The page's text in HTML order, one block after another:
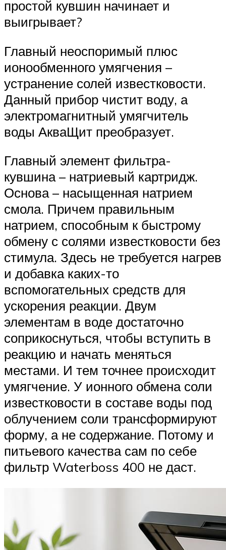
простой кувшин начинает и
выигрывает?
Главный неоспоримый плюс
ионообменного умягчения –
устранение солей известковости.
Данный прибор чистит воду, а
электромагнитный умягчитель
воды АкваЩит преобразует.
Главный элемент фильтра-
кувшина – натриевый картридж.
Основа – насыщенная натрием
смола. Причем правильным
натрием, способным к быстрому
обмену с солями известковости без
стимула. Здесь не требуется нагрев
и добавка каких-то
вспомогательных средств для
ускорения реакции. Двум
элементам в воде достаточно
соприкоснуться, чтобы вступить в
реакцию и начать меняться
местами. И тем точнее происходит
умягчение. У ионного обмена соли
известковости в составе воды под
облучением соли трансформируют
форму, а не содержание. Потому и
питьевого качества сам по себе
фильтр Waterboss 400 не даст.